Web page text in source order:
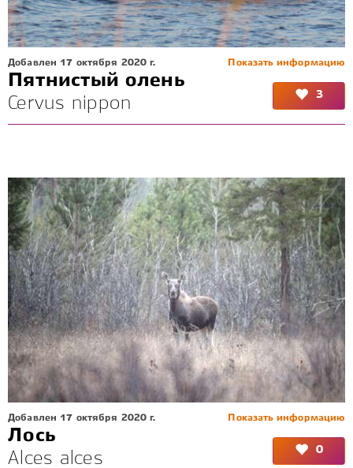
Показать информацию
Добавлен 17 октября 2020 г.
Пятнистый олень
Cervus nippon
3
Показать информацию
Добавлен 17 октября 2020 г.
Лось
Alces alces
0